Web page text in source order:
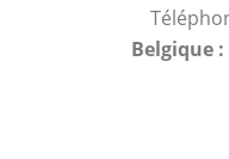
Belgique :